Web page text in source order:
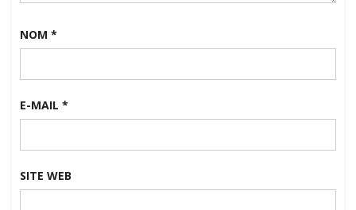
NOM *
E-MAIL *
SITE WEB